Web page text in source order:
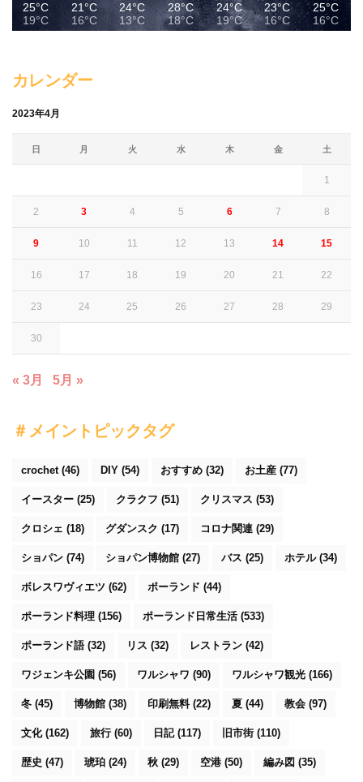
25°C
19°C
21°C
16°C
24°C
13°C
28°C
18°C
24°C
19°C
23°C
16°C
25°C
16°C
カレンダー
2023年4月
日 月 火 水 木 金 土
1
2 3 4 5 6 7 8
9 10 11 12 13 14 15
16 17 18 19 20 21 22
23 24 25 26 27 28 29
30
« 3月 5月 »
＃メイントピックタグ
crochet(46) DIY (54) おすすめ (32) お土産 (77)
イースター (25) クラクフ (51) クリスマス (53)
クロシェ (18) グダンスク (17) コロナ関連 (29)
ショパン (74) ショパン博物館 (27) バス (25) ホテル(34)
ボレスワヴィエツ (62) ポーランド (44)
ポーランド料理 (156) ポーランド日常生活(533)
ポーランド語(32) リス (32) レストラン (42)
ワジェンキ公園 (56) ワルシャワ (90) ワルシャワ観光 (166)
冬 (45) 博物館 (38) 印刷無料(22) 夏 (44) 教会 (97)
文化(162) 旅行 (60) 日記(117) 旧市街 (110)
歴史 (47) 琥珀 (24) 秋 (29) 空港 (50) 編み図 (35)